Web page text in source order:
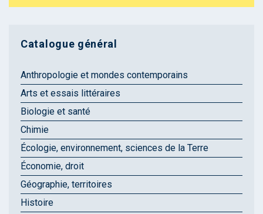
Catalogue général
Anthropologie et mondes contemporains
Arts et essais littéraires
Biologie et santé
Chimie
Écologie, environnement, sciences de la Terre
Économie, droit
Géographie, territoires
Histoire